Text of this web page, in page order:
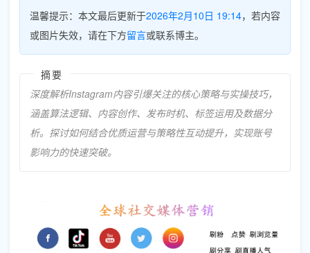
温馨提示：本文最后更新于2026年2月10日 19:14，若内容
或图片失效，请在下方留言或联系博主。
摘要
深度解析Instagram内容引爆关注的核心策略与实操技巧，
涵盖算法逻辑、内容创作、发布时机、标签运用及数据分
析。探讨如何结合优质运营与策略性互动提升，实现账号
影响力的快速突破。